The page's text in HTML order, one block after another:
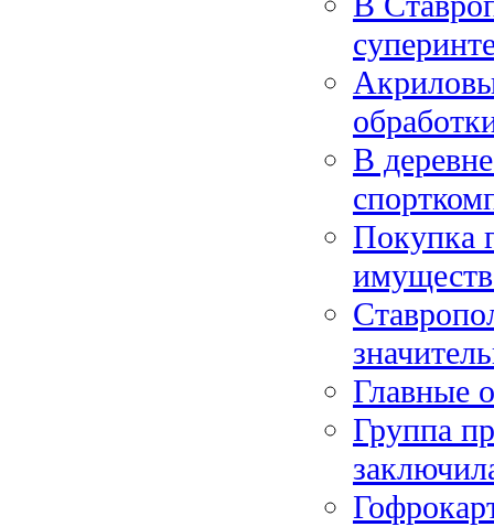
В
Покупка
Главные
Группа